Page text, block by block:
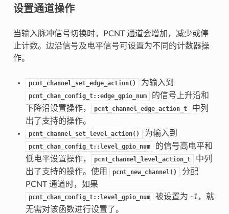
设置通道操作
当输入脉冲信号切换时，PCNT 通道会增加，减少或停
止计数。边沿信号及电平信号可设置为不同的计数器操
作。
pcnt_channel_set_edge_action() 为输入到
pcnt_chan_config_t::edge_gpio_num
的信号上升沿和
下降沿设置操作，
pcnt_channel_edge_action_t
中列
出了支持的操作。
pcnt_channel_set_level_action() 为输入到
pcnt_chan_config_t::level_gpio_num
的信号高电平和
低电平设置操作，
pcnt_channel_level_action_t
中列
出了支持的操作。使用
pcnt_new_channel()
分配
PCNT 通道时，如果
pcnt_chan_config_t::level_gpio_num 被设置为 -1 ，就
无需对该函数进行设置了。